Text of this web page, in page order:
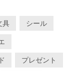
具 シール
プレゼント